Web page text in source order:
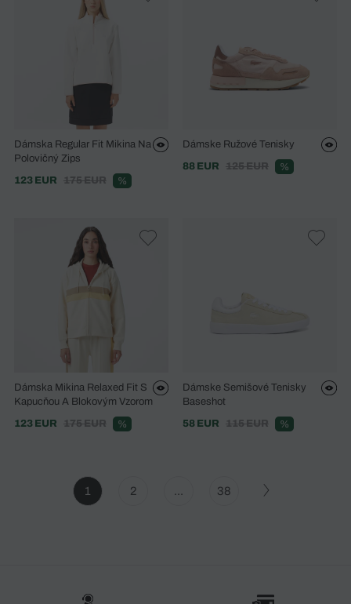
Dámska Regular Fit Mikina Na
Polovičný Zips
123 EUR
175 EUR %
Dámske Ružové Tenisky
88 EUR
125 EUR %
Dámska Mikina Relaxed Fit S
Kapucňou A Blokovým Vzorom
123 EUR
175 EUR %
Dámske Semišové Tenisky
Baseshot
58 EUR
115 EUR %
1 2 38